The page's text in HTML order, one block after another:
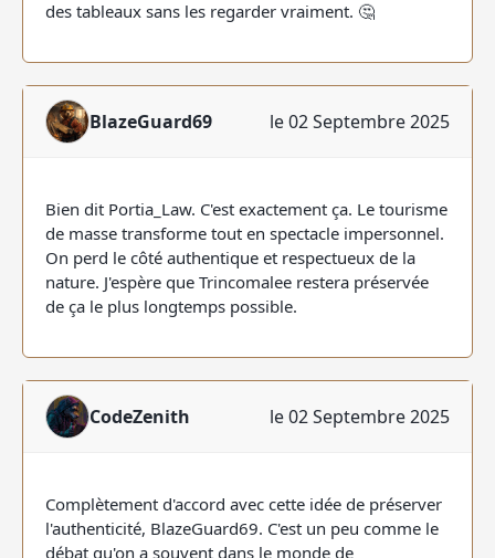
des tableaux sans les regarder vraiment. 🤔
BlazeGuard69 le 02 Septembre 2025
Bien dit Portia_Law. C'est exactement ça. Le tourisme
de masse transforme tout en spectacle impersonnel.
On perd le côté authentique et respectueux de la
nature. J'espère que Trincomalee restera préservée
de ça le plus longtemps possible.
CodeZenith le 02 Septembre 2025
Complètement d'accord avec cette idée de préserver
l'authenticité, BlazeGuard69. C'est un peu comme le
débat qu'on a souvent dans le monde de